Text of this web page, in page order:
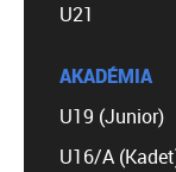
U21
AKADÉMIA
U19 (Junior)
U16/A